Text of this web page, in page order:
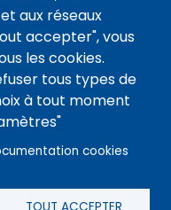
aux réseaux
accepter", vous
les cookies.
tous types de
à tout moment
cookies
TOUT ACCEPTER